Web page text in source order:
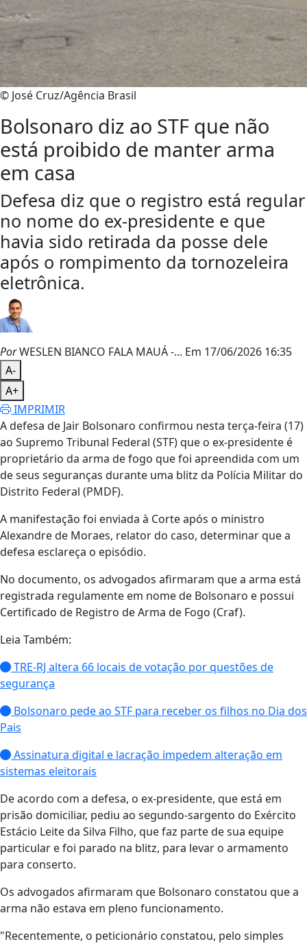
© José Cruz/Agência Brasil
Bolsonaro diz ao STF que não
está proibido de manter arma
em casa
Defesa diz que o registro está regular
no nome do ex-presidente e que
havia sido retirada da posse dele
após o rompimento da tornozeleira
eletrônica.
PorWESLEN BIANCO FALA MAUÁ -... Em 17/06/2026 16:35
A-
A+
IMPRIMIR
A defesa de Jair Bolsonaro confirmou nesta terça-feira (17)
ao Supremo Tribunal Federal (STF) que o ex-presidente é
proprietário da arma de fogo que foi apreendida com um
de seus seguranças durante uma blitz da Polícia Militar do
Distrito Federal (PMDF).
A manifestação foi enviada à Corte após o ministro
Alexandre de Moraes, relator do caso, determinar que a
defesa esclareça o episódio.
No documento, os advogados afirmaram que a arma está
registrada regulamente em nome de Bolsonaro e possui
Certificado de Registro de Arma de Fogo (Craf).
Leia Também:
TRE-RJ altera 66 locais de votação por questões de
segurança
Bolsonaro pede ao STF para receber os filhos no Dia dos
Pais
Assinatura digital e lacração impedem alteração em
sistemas eleitorais
De acordo com a defesa, o ex-presidente, que está em
prisão domiciliar, pediu ao segundo-sargento do Exército
Estácio Leite da Silva Filho, que faz parte de sua equipe
particular e foi parado na blitz, para levar o armamento
para conserto.
Os advogados afirmaram que Bolsonaro constatou que a
arma não estava em pleno funcionamento.
"Recentemente, o peticionário constatou, pelo simples